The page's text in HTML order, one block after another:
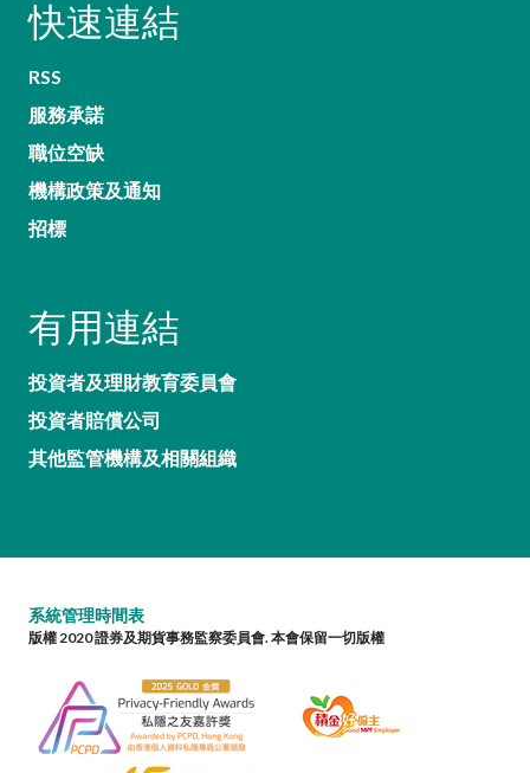
快速連結
RSS
服務承諾
職位空缺
機構政策及通知
招標
有用連結
投資者及理財教育委員會
投資者賠償公司
其他監管機構及相關組織
系統管理時間表
版權 2020 證券及期貨事務監察委員會. 本會保留一切版權